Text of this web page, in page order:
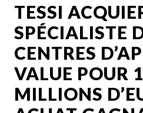
TESSI
SPÉCIALISTE
CENTRES
VALUE POUR
MILLIONS